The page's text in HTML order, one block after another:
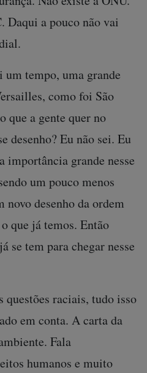
Daqui a pouco não vai
um tempo, uma grande
como foi São
que a gente quer no
desenho? Eu não sei. Eu
importância grande nesse
um pouco menos
novo desenho da ordem
que já temos. Então
se tem para chegar nesse
questões raciais, tudo isso
em conta. A carta da
Fala
humanos e muito